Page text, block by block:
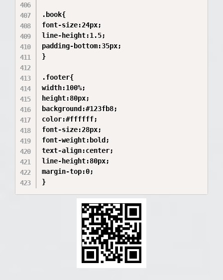
.book{
font-size:24px;
line-height:1.5;
padding-bottom:35px;
}
.footer{
width:100%;
height:80px;
background:#123fb8;
color:#ffffff;
font-size:28px;
font-weight:bold;
text-align:center;
line-height:80px;
margin-top:0;
}